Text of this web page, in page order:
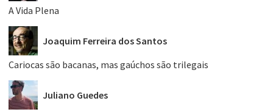
A Vida Plena
Joaquim Ferreira dos Santos
Cariocas são bacanas, mas gaúchos são trilegais
Juliano Guedes